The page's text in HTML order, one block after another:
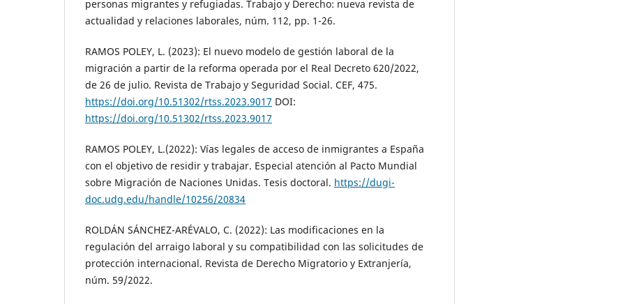
personas migrantes y refugiadas. Trabajo y Derecho: nueva revista de
actualidad y relaciones laborales, núm. 112, pp. 1-26.
RAMOS POLEY, L. (2023): El nuevo modelo de gestión laboral de la
migración a partir de la reforma operada por el Real Decreto 620/2022,
de 26 de julio. Revista de Trabajo y Seguridad Social. CEF, 475.
https://doi.org/10.51302/rtss.2023.9017 DOI:
https://doi.org/10.51302/rtss.2023.9017
RAMOS POLEY, L.(2022): Vías legales de acceso de inmigrantes a España
con el objetivo de residir y trabajar. Especial atención al Pacto Mundial
sobre Migración de Naciones Unidas. Tesis doctoral. https://dugi-
doc.udg.edu/handle/10256/20834
ROLDÁN SÁNCHEZ-ARÉVALO, C. (2022): Las modificaciones en la
regulación del arraigo laboral y su compatibilidad con las solicitudes de
protección internacional. Revista de Derecho Migratorio y Extranjería,
núm. 59/2022.